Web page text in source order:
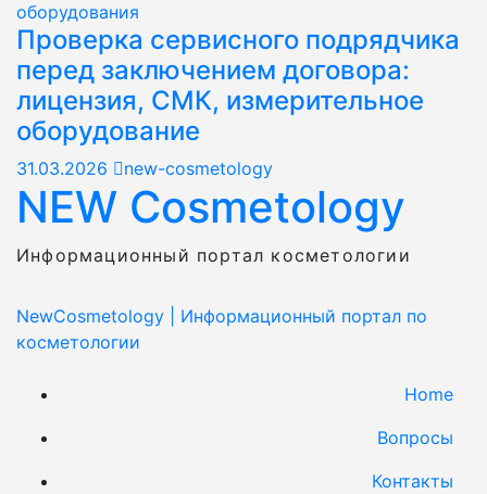
оборудования
Проверка сервисного подрядчика
перед заключением договора:
лицензия, СМК, измерительное
оборудование
31.03.2026 new-cosmetology
NEW Cosmetology
Информационный портал косметологии
NewCosmetology
Информационный портал по
косметологии
Home
Вопросы
Контакты